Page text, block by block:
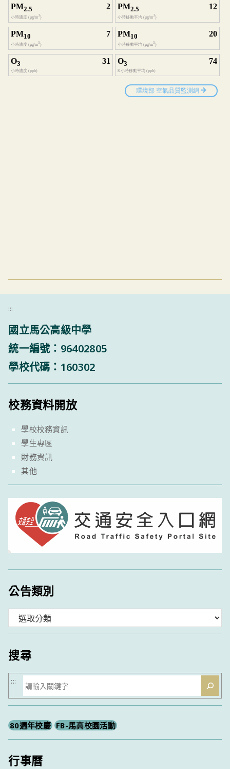
:::
國立馬公高級中學
統一編號：96402805
學校代碼：160302
校務資料開放
學校校務資訊
學生專區
財務資訊
其他
公告類別
類
搜尋
搜
尋
:::
80週年校慶 FB-馬高校園活動
行事曆